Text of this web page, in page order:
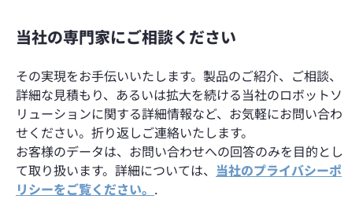
当社の専門家にご相談ください
その実現をお手伝いいたします。製品のご紹介、ご相談、
詳細な見積もり、あるいは拡大を続ける当社のロボットソ
リューションに関する詳細情報など、お気軽にお問い合わ
せください。折り返しご連絡いたします。
お客様のデータは、お問い合わせへの回答のみを目的とし
て取り扱います。詳細については、 当社のプライバシーポ
リシーをご覧ください。 .